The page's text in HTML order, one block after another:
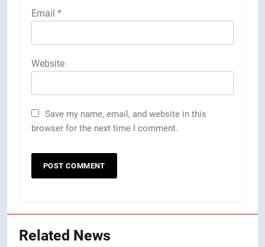
Email *
Website
Save my name, email, and website in this
browser for the next time I comment.
Related News